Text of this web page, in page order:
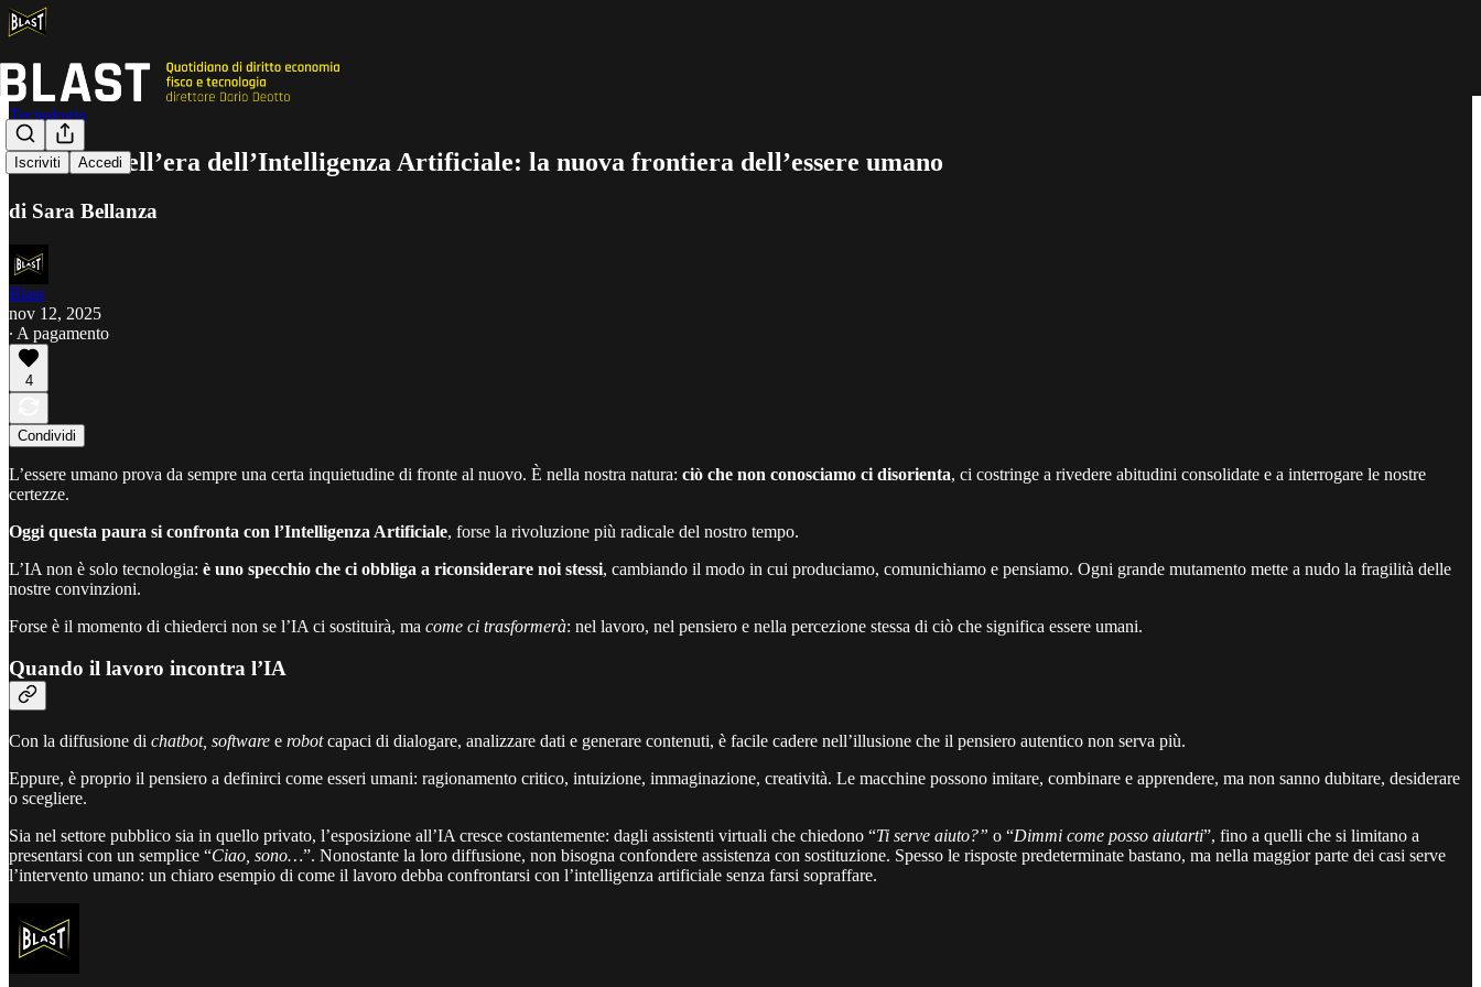
Iscriviti Accedi
Tecnologia
Il lavoro nell’era dell’Intelligenza Artificiale: la nuova frontiera dell’essere umano
di Sara Bellanza
Blast
nov 12, 2025
∙ A pagamento
4
Condividi
L’essere umano prova da sempre una certa inquietudine di fronte al nuovo. È nella nostra natura: ciò che non conosciamo ci disorienta, ci costringe a rivedere abitudini consolidate e a interrogare le nostre
certezze.
Oggi questa paura si confronta con l’Intelligenza Artificiale, forse la rivoluzione più radicale del nostro tempo.
L’IA non è solo tecnologia: è uno specchio che ci obbliga a riconsiderare noi stessi, cambiando il modo in cui produciamo, comunichiamo e pensiamo. Ogni grande mutamento mette a nudo la fragilità delle
nostre convinzioni.
Forse è il momento di chiederci non se l’IA ci sostituirà, ma come ci trasformerà: nel lavoro, nel pensiero e nella percezione stessa di ciò che significa essere umani.
Quando il lavoro incontra l’IA
Con la diffusione di chatbot, software e robotcapaci di dialogare, analizzare dati e generare contenuti, è facile cadere nell’illusione che il pensiero autentico non serva più.
Eppure, è proprio il pensiero a definirci come esseri umani: ragionamento critico, intuizione, immaginazione, creatività. Le macchine possono imitare, combinare e apprendere, ma non sanno dubitare, desiderare
o scegliere.
Sia nel settore pubblico sia in quello privato, l’esposizione all’IA cresce costantemente: dagli assistenti virtuali che chiedono “Ti serve aiuto?” o “Dimmi come posso aiutarti”, fino a quelli che si limitano a
presentarsi con un semplice “Ciao, sono…”. Nonostante la loro diffusione, non bisogna confondere assistenza con sostituzione. Spesso le risposte predeterminate bastano, ma nella maggior parte dei casi serve
l’intervento umano: un chiaro esempio di come il lavoro debba confrontarsi con l’intelligenza artificiale senza farsi sopraffare.